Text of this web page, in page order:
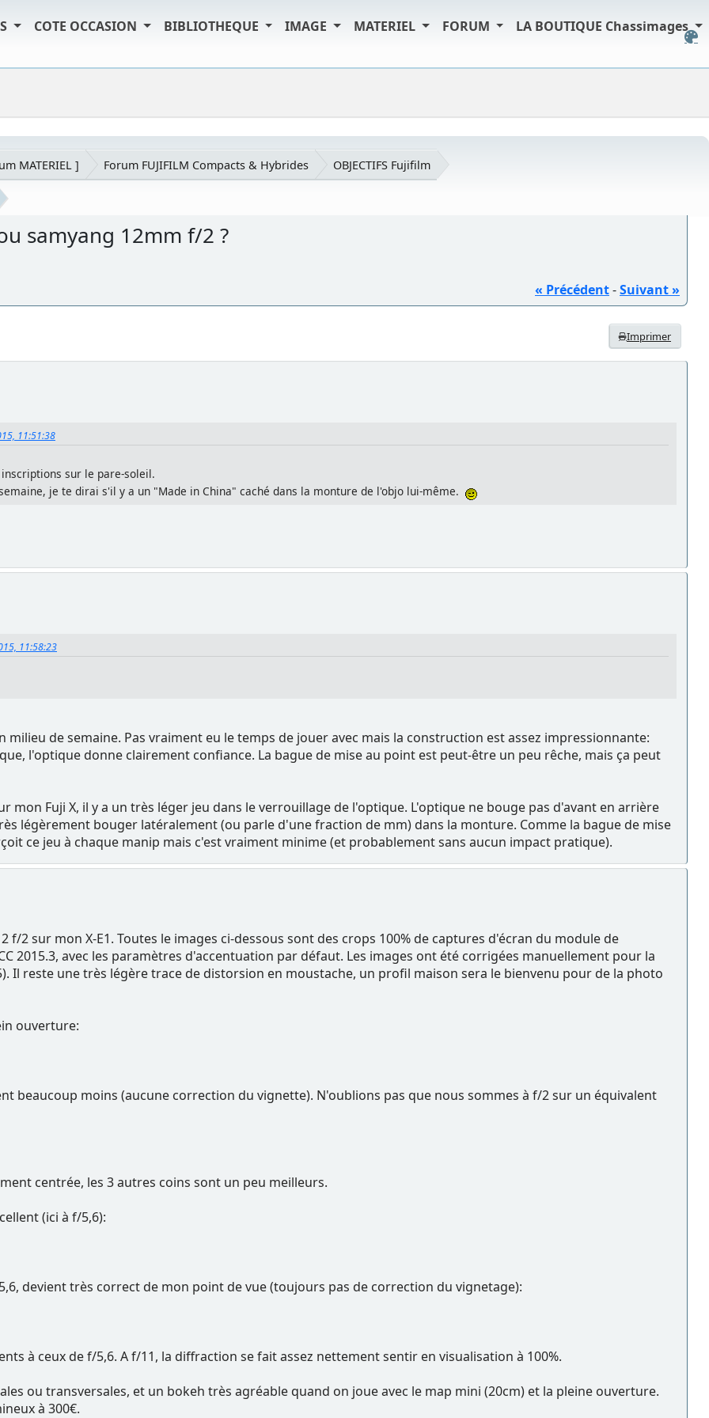
COTE OCCASION BIBLIOTHEQUE IMAGE MATERIEL FORUM LA BOUTIQUE Chassimages
MATERIEL ] Forum FUJIFILM Compacts & Hybrides OBJECTIFS Fujifilm
samyang 12mm f/2 ?
« Précédent-Suivant »
Imprimer
11:51:38
sur le pare-soleil.
je te dirai s'il y a un "Made in China" caché dans la monture de l'objo lui-même.
11:58:23
milieu de semaine. Pas vraiment eu le temps de jouer avec mais la construction est assez impressionnante:
l'optique donne clairement confiance. La bague de mise au point est peut-être un peu rêche, mais ça peut
mon Fuji X, il y a un très léger jeu dans le verrouillage de l'optique. L'optique ne bouge pas d'avant en arrière
légèrement bouger latéralement (ou parle d'une fraction de mm) dans la monture. Comme la bague de mise
ce jeu à chaque manip mais c'est vraiment minime (et probablement sans aucun impact pratique).
f/2 sur mon X-E1. Toutes le images ci-dessous sont des crops 100% de captures d'écran du module de
2015.3, avec les paramètres d'accentuation par défaut. Les images ont été corrigées manuellement pour la
Il reste une très légère trace de distorsion en moustache, un profil maison sera le bienvenu pour de la photo
ouverture:
beaucoup moins (aucune correction du vignette). N'oublions pas que nous sommes à f/2 sur un équivalent
centrée, les 3 autres coins sont un peu meilleurs.
(ici à f/5,6):
devient très correct de mon point de vue (toujours pas de correction du vignetage):
à ceux de f/5,6. A f/11, la diffraction se fait assez nettement sentir en visualisation à 100%.
ou transversales, et un bokeh très agréable quand on joue avec le map mini (20cm) et la pleine ouverture.
à 300€.